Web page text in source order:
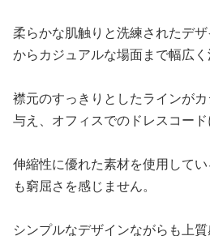
柔らかな肌触りと洗練されたデ
からカジュアルな場面まで幅広く
襟元のすっきりとしたラインが
与え、オフィスでのドレスコード
伸縮性に優れた素材を使用して
も窮屈さを感じません。
シンプルなデザインながらも上